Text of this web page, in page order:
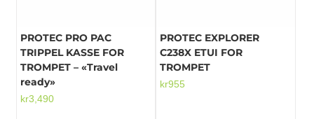
PROTEC PRO PAC
TRIPPEL KASSE FOR
TROMPET – «Travel
ready»
kr3,490
PROTEC EXPLORER
C238X ETUI FOR
TROMPET
kr955